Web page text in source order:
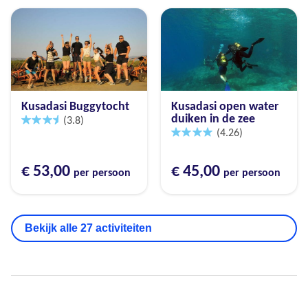
Kusadasi Buggytocht
(3.8)
€ 53,00 per persoon
Kusadasi open water
duiken in de zee
(4.26)
€ 45,00 per persoon
Bekijk alle 27 activiteiten